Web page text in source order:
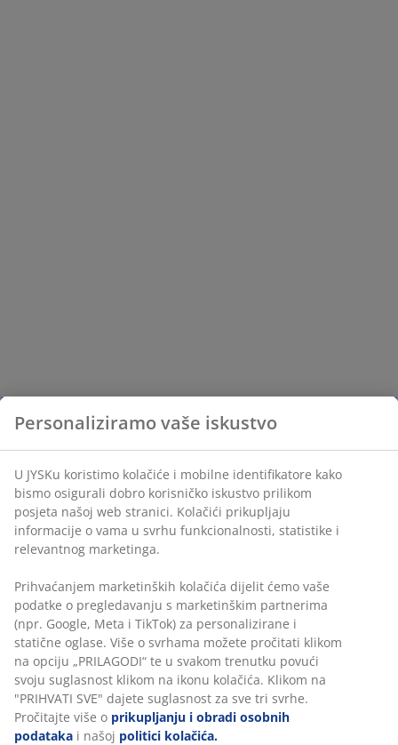
Personaliziramo vaše iskustvo
U JYSKu koristimo kolačiće i mobilne identifikatore kako
bismo osigurali dobro korisničko iskustvo prilikom
posjeta našoj web stranici. Kolačići prikupljaju
informacije o vama u svrhu funkcionalnosti, statistike i
relevantnog marketinga.
Prihvaćanjem marketinških kolačića dijelit ćemo vaše
podatke o pregledavanju s marketinškim partnerima
(npr. Google, Meta i TikTok) za personalizirane i
statične oglase. Više o svrhama možete pročitati klikom
na opciju „PRILAGODI“ te u svakom trenutku povući
svoju suglasnost klikom na ikonu kolačića. Klikom na
"PRIHVATI SVE" dajete suglasnost za sve tri svrhe.
Pročitajte više o prikupljanju i obradi osobnih
podataka i našoj politici kolačića.